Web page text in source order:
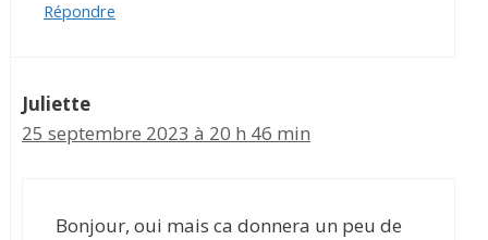
Répondre
Juliette
25 septembre 2023 à 20 h 46 min
Bonjour, oui mais ca donnera un peu de